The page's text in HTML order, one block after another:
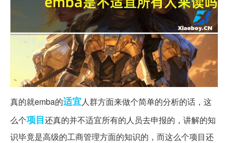
真的就emba的适宜人群方面来做个简单的分析的话，这
么个项目还真的并不适宜所有的人员去申报的，讲解的知
识毕竟是高级的工商管理方面的知识的，而这么个项目还